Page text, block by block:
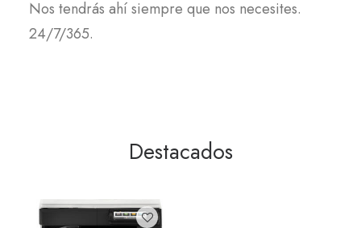
Nos tendrás ahí siempre que nos necesites.
24/7/365.
Destacados